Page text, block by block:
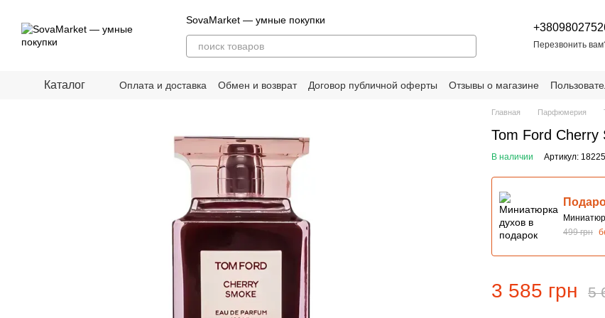
SovaMarket — умные покупки
Перезвонить
Каталог Оплата и доставка Обмен и возврат Договор публичной оферты Отзывы о магазине
Главная Парфюмерия
Tom Ford
В наличии Артикул:
499 грн
3 585 грн 5